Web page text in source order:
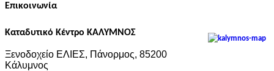
Επικοινωνία
Καταδυτικό Κέντρο ΚΑΛΥΜΝΟΣ
Ξενοδοχείο ΕΛΙΕΣ, Πάνορμος, 85200
Κάλυμνος